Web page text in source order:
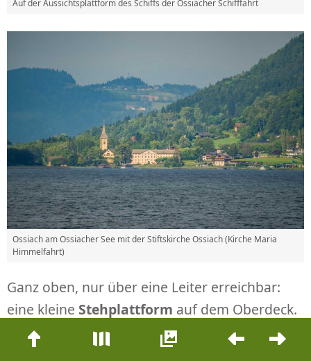
Beitrags-
Navigation
Auf der Aussichtsplattform des Schiffs der Ossiacher Schifffahrt
Ossiach am Ossiacher See mit der Stiftskirche Ossiach (Kirche Maria
Himmelfahrt)
Ganz oben, nur über eine Leiter erreichbar:
eine kleine Stehplattform auf dem Oberdeck.
Anna und ich wollen da natürlich rauf. So
gleiten wir in luftiger Höhe über den Ossiacher